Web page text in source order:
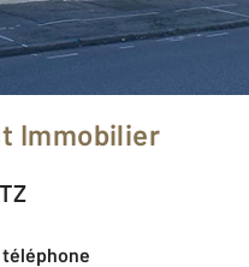
Immobilier
téléphone